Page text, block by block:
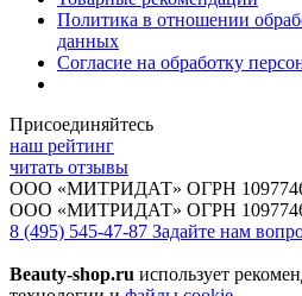
Политика в отношении
данных
Согласие на обработку
Присоединяйтесь
наш рейтинг
читать отзывы
ООО «МИТРИДАТ» ОГРН
ООО «МИТРИДАТ» ОГРН
8 (495) 545-47-87 Задайте нам
Beauty-shop.ru использует